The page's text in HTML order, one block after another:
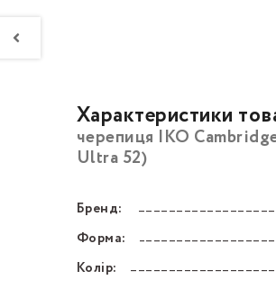
Характеристики
черепиця IKO
Ultra 52)
Бренд:
Форма:
Колір: